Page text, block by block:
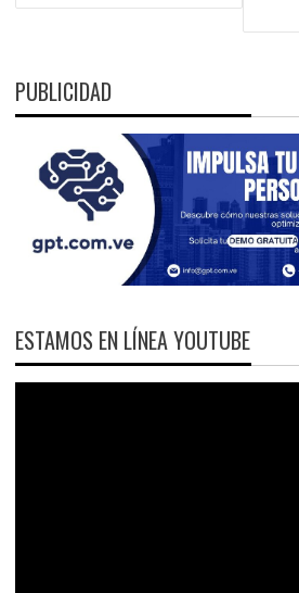
PUBLICIDAD
ESTAMOS EN LÍNEA YOUTUBE